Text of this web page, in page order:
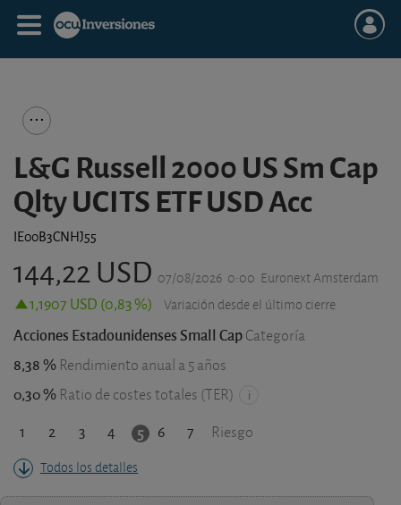
L&G Russell 2000 US Sm Cap
Qlty UCITS ETF USD Acc
IE00B3CNHJ55
144,22 USD 07/08/2026 0:00 Euronext Amsterdam
1,1907 USD (0,83 %) Variación desde el último cierre
Acciones Estadounidenses Small CapCategoría
8,38 % Rendimiento anual a 5 años
0,30 % Ratio de costes totales (TER)
1 2 3 4 5 6 7 Riesgo
Todos los detalles